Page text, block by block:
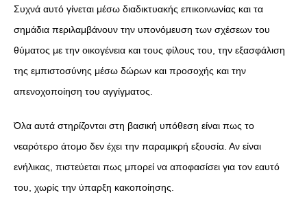
Συχνά αυτό γίνεται μέσω διαδικτυακής επικοινωνίας και τα
σημάδια περιλαμβάνουν την υπονόμευση των σχέσεων του
θύματος με την οικογένεια και τους φίλους του, την εξασφάλιση
της εμπιστοσύνης μέσω δώρων και προσοχής και την
απενοχοποίηση του αγγίγματος.
Όλα αυτά στηρίζονται στη βασική υπόθεση είναι πως το
νεαρότερο άτομο δεν έχει την παραμικρή εξουσία. Αν είναι
ενήλικας, πιστεύεται πως μπορεί να αποφασίσει για τον εαυτό
του, χωρίς την ύπαρξη κακοποίησης.